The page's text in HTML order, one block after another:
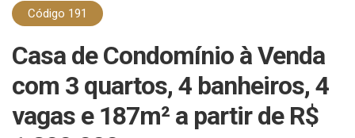
Código 191
Casa de Condomínio à Venda
com 3 quartos, 4 banheiros, 4
vagas e 187m² a partir de R$